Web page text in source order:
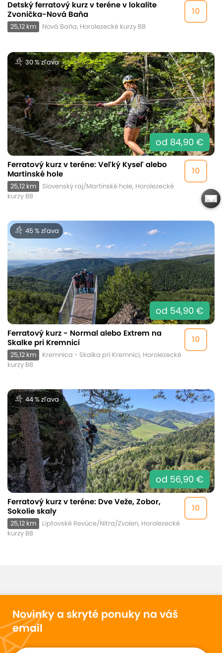
10
Detský ferratový kurz v teréne v lokalite
Zvonička-Nová Baňa
25,12 km Nová Baňa, Horolezecké kurzy BB
30 % zľava
od 84,90 €
10
Ferratový kurz v teréne: Veľký Kyseľ alebo
Martinské hole
25,12 km
Slovenský raj/Martinské hole, Horolezecké
kurzy BB
45 % zľava
od 54,90 €
10
Ferratový kurz - Normal alebo Extrem na
Skalke pri Kremnici
25,12 km
Kremnica - Skalka pri Kremnici, Horolezecké
kurzy BB
44 % zľava
od 56,90 €
10
Ferratový kurz v teréne: Dve Veže, Zobor,
Sokolie skaly
25,12 km
Liptovské Revúce/Nitra/Zvolen, Horolezecké
kurzy BB
Novinky a skryté ponuky na váš
email